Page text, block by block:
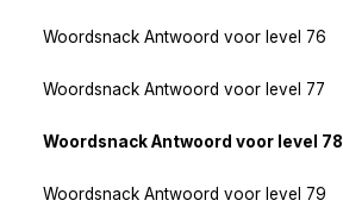
Woordsnack Antwoord voor level 76
Woordsnack Antwoord voor level 77
Woordsnack Antwoord voor level 78
Woordsnack Antwoord voor level 79